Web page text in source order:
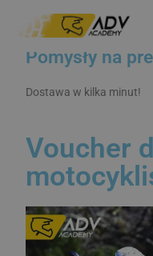
Pomysły na
Dostawa w kilka minut!
Voucher